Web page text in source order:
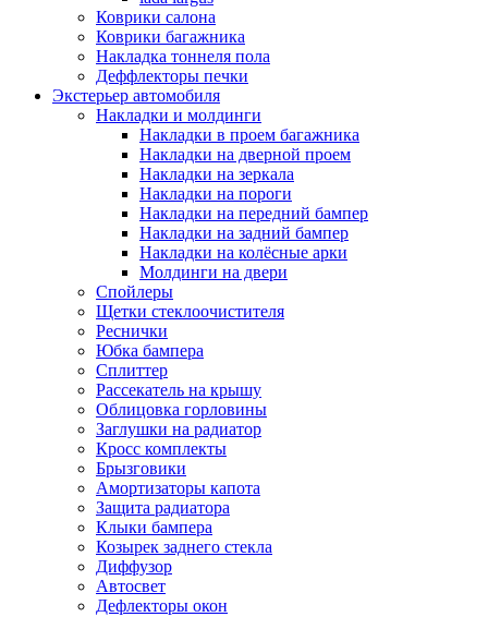
Коврики салона
Коврики багажника
Накладка тоннеля пола
Деффлекторы печки
Экстерьер автомобиля
Накладки и молдинги
Накладки в проем багажника
Накладки на дверной проем
Накладки на зеркала
Накладки на пороги
Накладки на передний бампер
Накладки на задний бампер
Накладки на колёсные арки
Молдинги на двери
Спойлеры
Щетки стеклоочистителя
Реснички
Юбка бампера
Сплиттер
Рассекатель на крышу
Облицовка горловины
Заглушки на радиатор
Кросс комплекты
Брызговики
Амортизаторы капота
Защита радиатора
Клыки бампера
Козырек заднего стекла
Диффузор
Автосвет
Дефлекторы окон